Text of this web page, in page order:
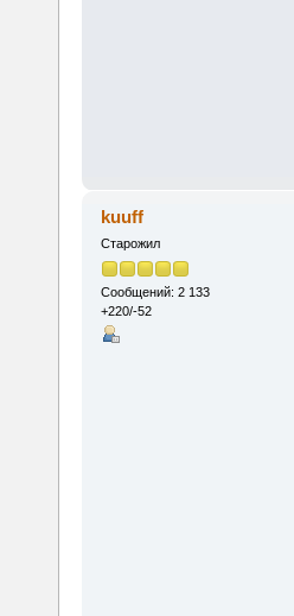
kuuff
Старожил
Сообщений: 2 133
+220/-52